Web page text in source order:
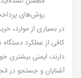
روش‌های
در بسیاری از موارد،
کافی از عملکرد دستگاه
دارند، ایمنی بیشتری
آشنایان و جستجو در